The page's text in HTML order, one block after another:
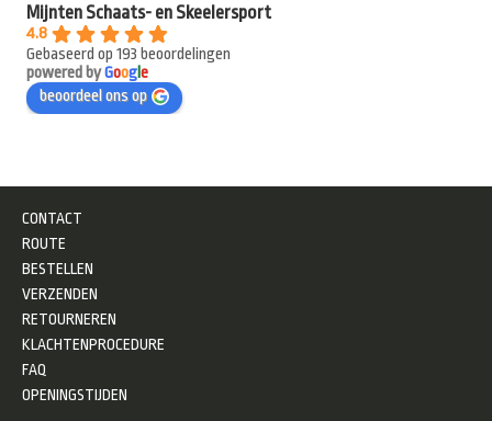
Mijnten Schaats- en Skeelersport
4.8
Gebaseerd op 193 beoordelingen
powered byGooge
beoordeel ons op
CONTACT
ROUTE
BESTELLEN
VERZENDEN
RETOURNEREN
KLACHTENPROCEDURE
FAQ
OPENINGSTIJDEN